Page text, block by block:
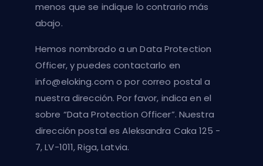
menos que se indique lo contrario más
abajo.
Hemos nombrado a un Data Protection
Officer, y puedes contactarlo en
info@eloking.com o por correo postal a
nuestra dirección. Por favor, indica en el
sobre “Data Protection Officer”. Nuestra
dirección postal es Aleksandra Caka 125 -
7, LV-1011, Riga, Latvia.